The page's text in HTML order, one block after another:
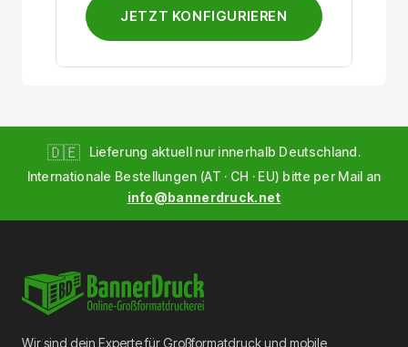
JETZT KONFIGURIEREN
🇩🇪
Lieferung aktuell nur innerhalb Deutschland.
Internationale Bestellungen (AT · CH · EU) bitte per Mail an
info@bannerdruck.net
Wir sind dein Experte für Großformatdruck und mobile